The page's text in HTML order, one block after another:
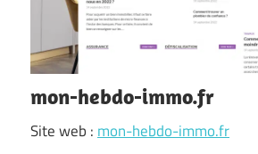
mon-hebdo-immo.fr
Site web : mon-hebdo-immo.fr